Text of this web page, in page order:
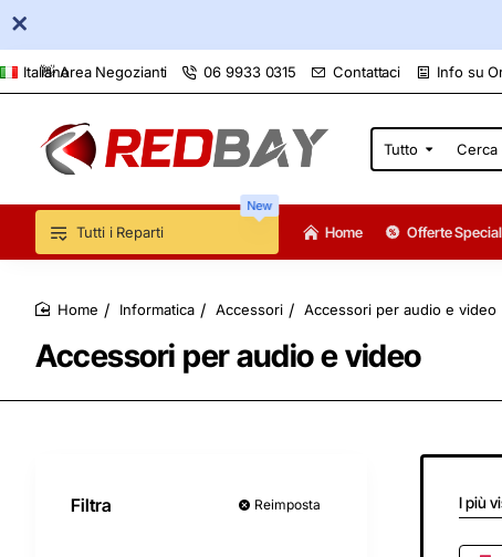
👋 Area Negozianti 06 9933 0315 Contattaci Info su
Italiano
Tutto
Cerca
qui...
Tutti i Reparti
New
Home Offerte
Accessori per audio e video
Informatica Accessori Accessori per audio e video
Filtra Reimposta I più